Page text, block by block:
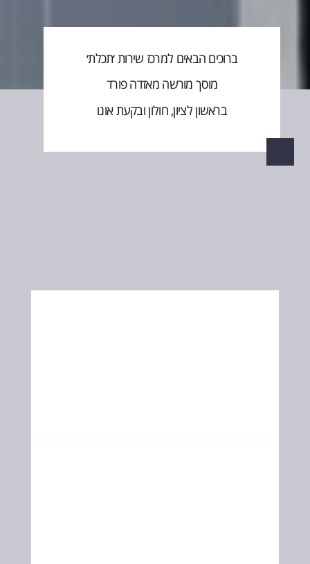
ברוכים הבאים למרכז שירות ׳תכלת׳
מוסך מורשה מאזדה פורד
בראשון לציון, חולון ובקעת אונו